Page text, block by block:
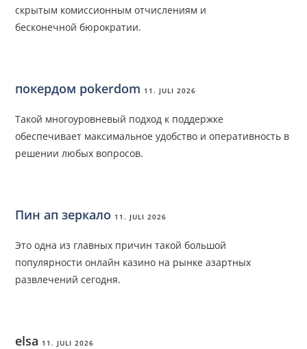
скрытым комиссионным отчислениям и
бесконечной бюрократии.
покердом pokerdom 11. JULI 2026
Такой многоуровневый подход к поддержке
обеспечивает максимальное удобство и оперативность в
решении любых вопросов.
Пин ап зеркало 11. JULI 2026
Это одна из главных причин такой большой
популярности онлайн казино на рынке азартных
развлечений сегодня.
elsa 11. JULI 2026